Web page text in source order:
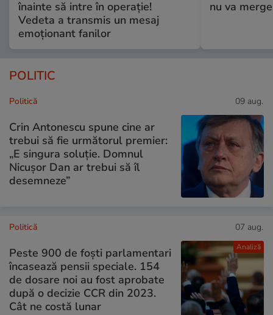
înainte să intre în operație!
Vedeta a transmis un mesaj
emoționant fanilor
nu va
POLITIC
Politică 09 aug.
Crin Antonescu spune cine ar
trebui să fie următorul premier:
„E singura soluție. Domnul
Nicușor Dan ar trebui să îl
desemneze”
Analiză
Politică 07 aug.
Peste 900 de foști parlamentari
încasează pensii speciale. 154
de dosare noi au fost aprobate
după o decizie CCR din 2023.
Cât ne costă lunar